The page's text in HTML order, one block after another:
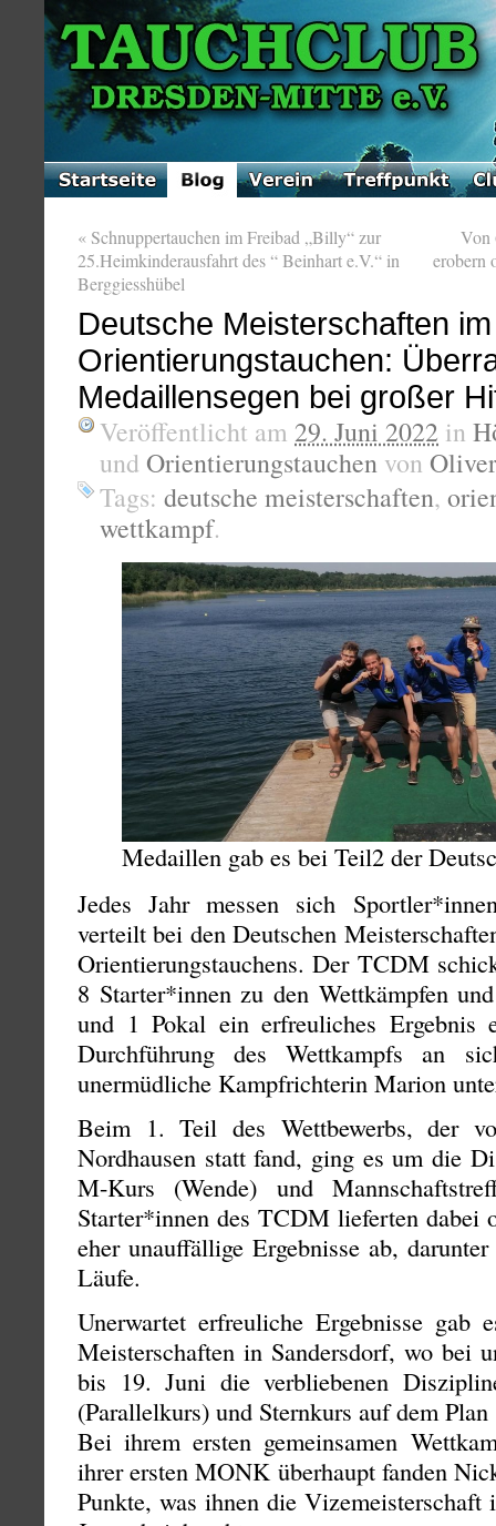
« Schnuppertauchen im Freibad „Billy“ zur
25.Heimkinderausfahrt des “ Beinhart e.V.“ in
Berggiesshübel
Von
erobern
Deutsche Meisterschaften im
Orientierungstauchen:
Medaillensegen bei großer
Veröffentlicht am 29. Juni 2022 in
und Orientierungstauchen von Oliver
Tags: deutsche meisterschaften,
wettkampf.
Medaillen gab es bei Teil2 der
Jedes Jahr messen sich
verteilt bei den Deutschen
Orientierungstauchens. Der TCDM
8 Starter*innen zu den Wettkämpfen
und 1 Pokal ein erfreuliches Ergebnis
Durchführung des Wettkampfs an
unermüdliche Kampfrichterin Marion
Beim 1. Teil des Wettbewerbs, der
Nordhausen statt fand, ging es um die
M-Kurs (Wende) und
Starter*innen des TCDM lieferten dabei
eher unauffällige Ergebnisse ab,
Läufe.
Unerwartet erfreuliche Ergebnisse
Meisterschaften in Sandersdorf, wo bei
bis 19. Juni die verbliebenen
(Parallelkurs) und Sternkurs auf dem Plan
Bei ihrem ersten gemeinsamen
ihrer ersten MONK überhaupt fanden
Punkte, was ihnen die Vizemeisterschaft